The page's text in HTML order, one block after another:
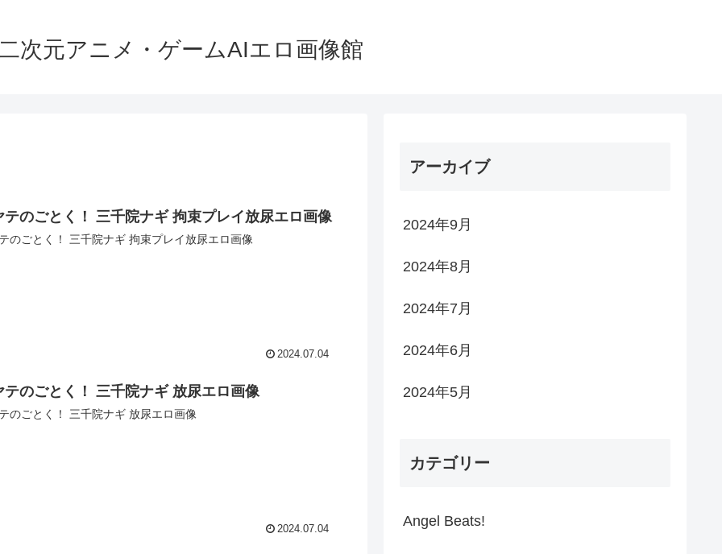
次元アニメ・ゲームAIエロ画像館
テのごとく！ 三千院ナギ 拘束プレイ放尿エロ画像
のごとく！ 三千院ナギ 拘束プレイ放尿エロ画像
2024.07.04
テのごとく！ 三千院ナギ 放尿エロ画像
のごとく！ 三千院ナギ 放尿エロ画像
2024.07.04
アーカイブ
2024年9月
2024年8月
2024年7月
2024年6月
2024年5月
カテゴリー
Angel Beats!